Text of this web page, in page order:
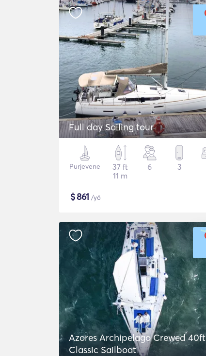
Full day Sailing tour
Purjevene
37 ft
11 m
6 3
$861 /yö
Azores Archipelago Crewed 40ft
Classic Sailboat